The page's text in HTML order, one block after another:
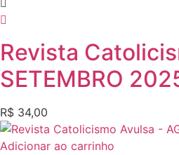
Revista
SETEMBRO
R$ 34,00
Adicionar ao carrinho